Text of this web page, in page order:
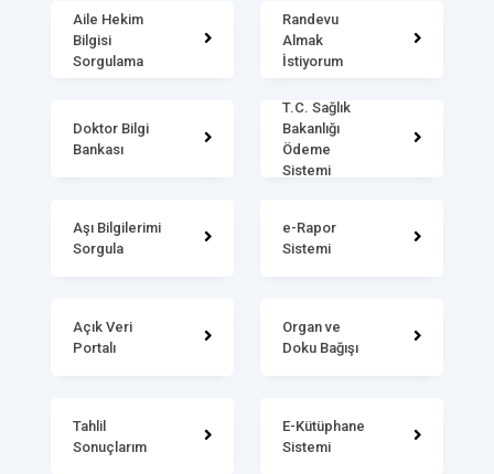
Aile Hekim
Bilgisi
Sorgulama
Randevu
Almak
İstiyorum
Doktor Bilgi
Bankası
T.C. Sağlık
Bakanlığı
Ödeme
Sistemi
Aşı Bilgilerimi
Sorgula
e-Rapor
Sistemi
Açık Veri
Portalı
Organ ve
Doku Bağışı
Tahlil
Sonuçlarım
E-Kütüphane
Sistemi